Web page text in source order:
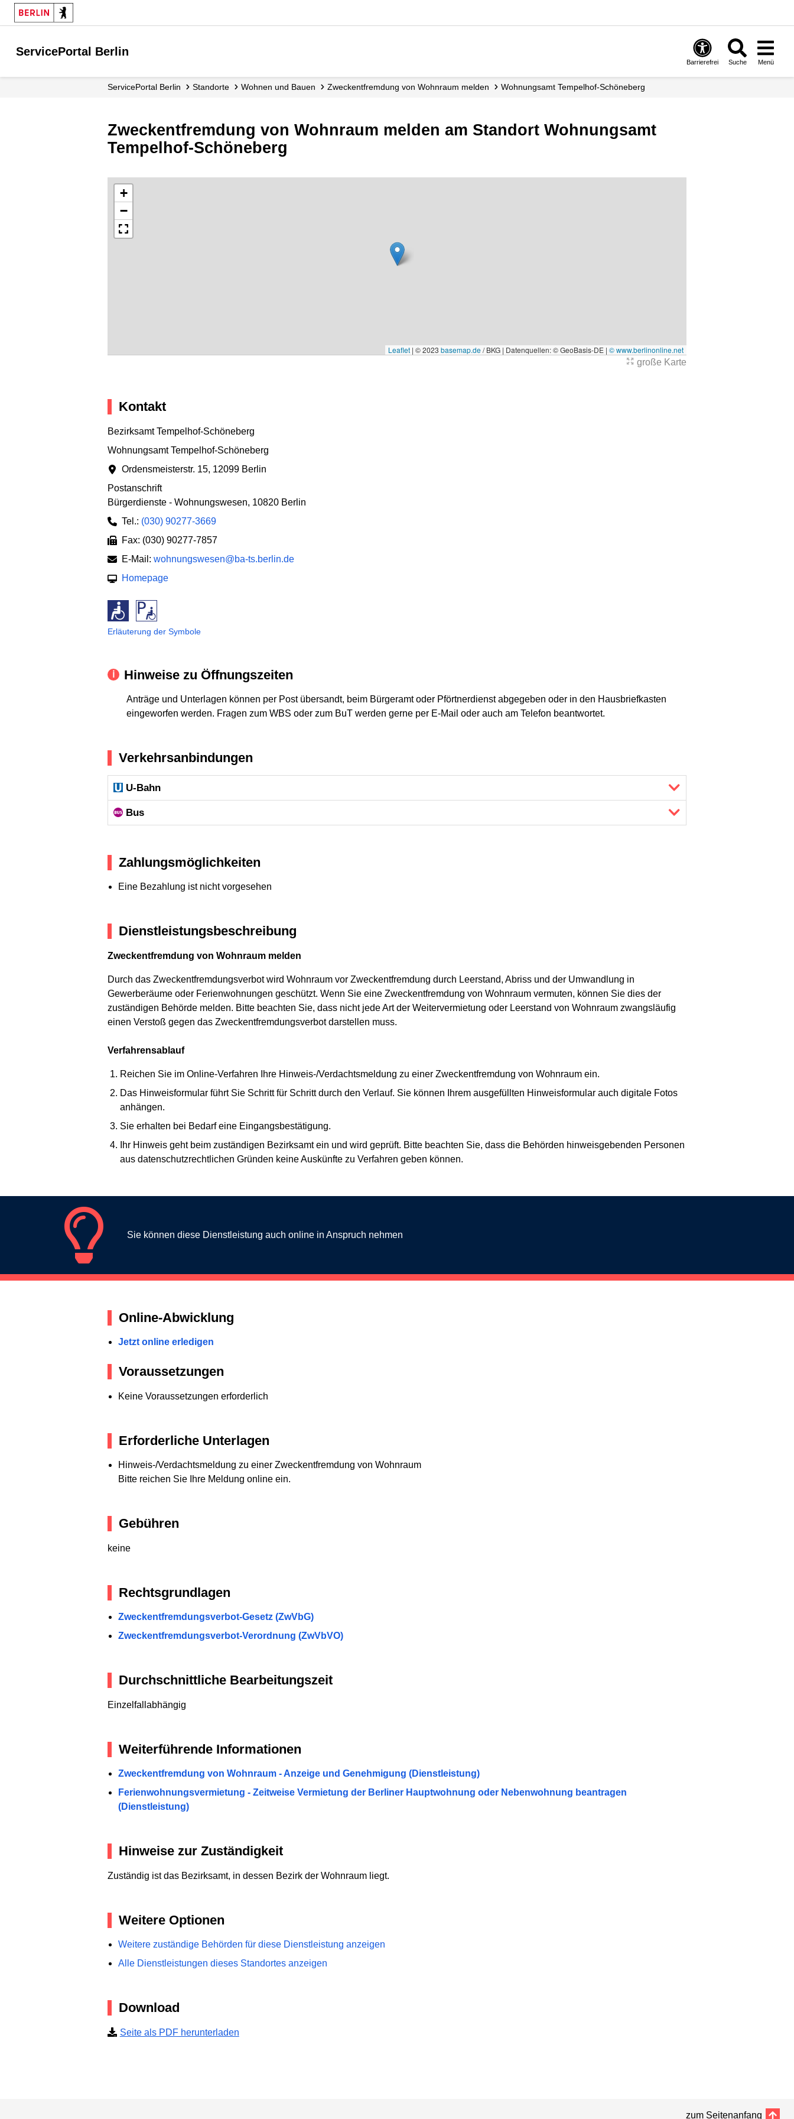
ServicePortal Berlin
Barrierefrei Suche Menü
ServicePortal Berlin Standorte Wohnen und Bauen Zweckentfremdung von Wohnraum melden Wohnungsamt Tempelhof-Schöneberg
Zweckentfremdung von Wohnraum melden am Standort Wohnungsamt
Tempelhof-Schöneberg
+
−
Leaflet | © 2023 basemap.de/ BKG | Datenquellen: © GeoBasis-DE | © www.berlinonline.net
große Karte
Kontakt
Bezirksamt Tempelhof-Schöneberg
Wohnungsamt Tempelhof-Schöneberg
Ordensmeisterstr. 15, 12099 Berlin
Postanschrift
Bürgerdienste - Wohnungswesen, 10820 Berlin
Tel.: (030) 90277-3669
Fax: (030) 90277-7857
E-Mail: wohnungswesen@ba-ts.berlin.de
Homepage
Erläuterung der Symbole
Hinweise zu Öffnungszeiten
Anträge und Unterlagen können per Post übersandt, beim Bürgeramt oder Pförtnerdienst abgegeben oder in den Hausbriefkasten
eingeworfen werden. Fragen zum WBS oder zum BuT werden gerne per E-Mail oder auch am Telefon beantwortet.
Verkehrsanbindungen
U-Bahn
Bus
Zahlungsmöglichkeiten
Eine Bezahlung ist nicht vorgesehen
Dienstleistungsbeschreibung
Zweckentfremdung von Wohnraum melden
Durch das Zweckentfremdungsverbot wird Wohnraum vor Zweckentfremdung durch Leerstand, Abriss und der Umwandlung in
Gewerberäume oder Ferienwohnungen geschützt. Wenn Sie eine Zweckentfremdung von Wohnraum vermuten, können Sie dies der
zuständigen Behörde melden. Bitte beachten Sie, dass nicht jede Art der Weitervermietung oder Leerstand von Wohnraum zwangsläufig
einen Verstoß gegen das Zweckentfremdungsverbot darstellen muss.
Verfahrensablauf
Reichen Sie im Online-Verfahren Ihre Hinweis-/Verdachtsmeldung zu einer Zweckentfremdung von Wohnraum ein.
Das Hinweisformular führt Sie Schritt für Schritt durch den Verlauf. Sie können Ihrem ausgefüllten Hinweisformular auch digitale Fotos
anhängen.
Sie erhalten bei Bedarf eine Eingangsbestätigung.
Ihr Hinweis geht beim zuständigen Bezirksamt ein und wird geprüft. Bitte beachten Sie, dass die Behörden hinweisgebenden Personen
aus datenschutzrechtlichen Gründen keine Auskünfte zu Verfahren geben können.
Sie können diese Dienstleistung auch online in Anspruch nehmen
Online-Abwicklung
Jetzt online erledigen
Voraussetzungen
Keine Voraussetzungen erforderlich
Erforderliche Unterlagen
Hinweis-/Verdachtsmeldung zu einer Zweckentfremdung von Wohnraum
Bitte reichen Sie Ihre Meldung online ein.
Gebühren
keine
Rechtsgrundlagen
Zweckentfremdungsverbot-Gesetz (ZwVbG)
Zweckentfremdungsverbot-Verordnung (ZwVbVO)
Durchschnittliche Bearbeitungszeit
Einzelfallabhängig
Weiterführende Informationen
Zweckentfremdung von Wohnraum - Anzeige und Genehmigung (Dienstleistung)
Ferienwohnungsvermietung - Zeitweise Vermietung der Berliner Hauptwohnung oder Nebenwohnung beantragen
(Dienstleistung)
Hinweise zur Zuständigkeit
Zuständig ist das Bezirksamt, in dessen Bezirk der Wohnraum liegt.
Weitere Optionen
Weitere zuständige Behörden für diese Dienstleistung anzeigen
Alle Dienstleistungen dieses Standortes anzeigen
Download
Seite als PDF herunterladen
zum Seitenanfang